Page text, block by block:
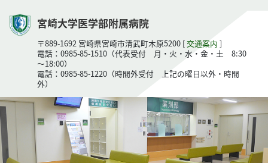
宮崎大学医学部附属病院
〒889-1692 宮崎県宮崎市清武町木原5200 [交通案内 ]
電話：0985-85-1510（代表受付 月・火・水・金・土 8:30
～18:00）
電話：0985-85-1220（時間外受付 上記の曜日以外・時間
外）